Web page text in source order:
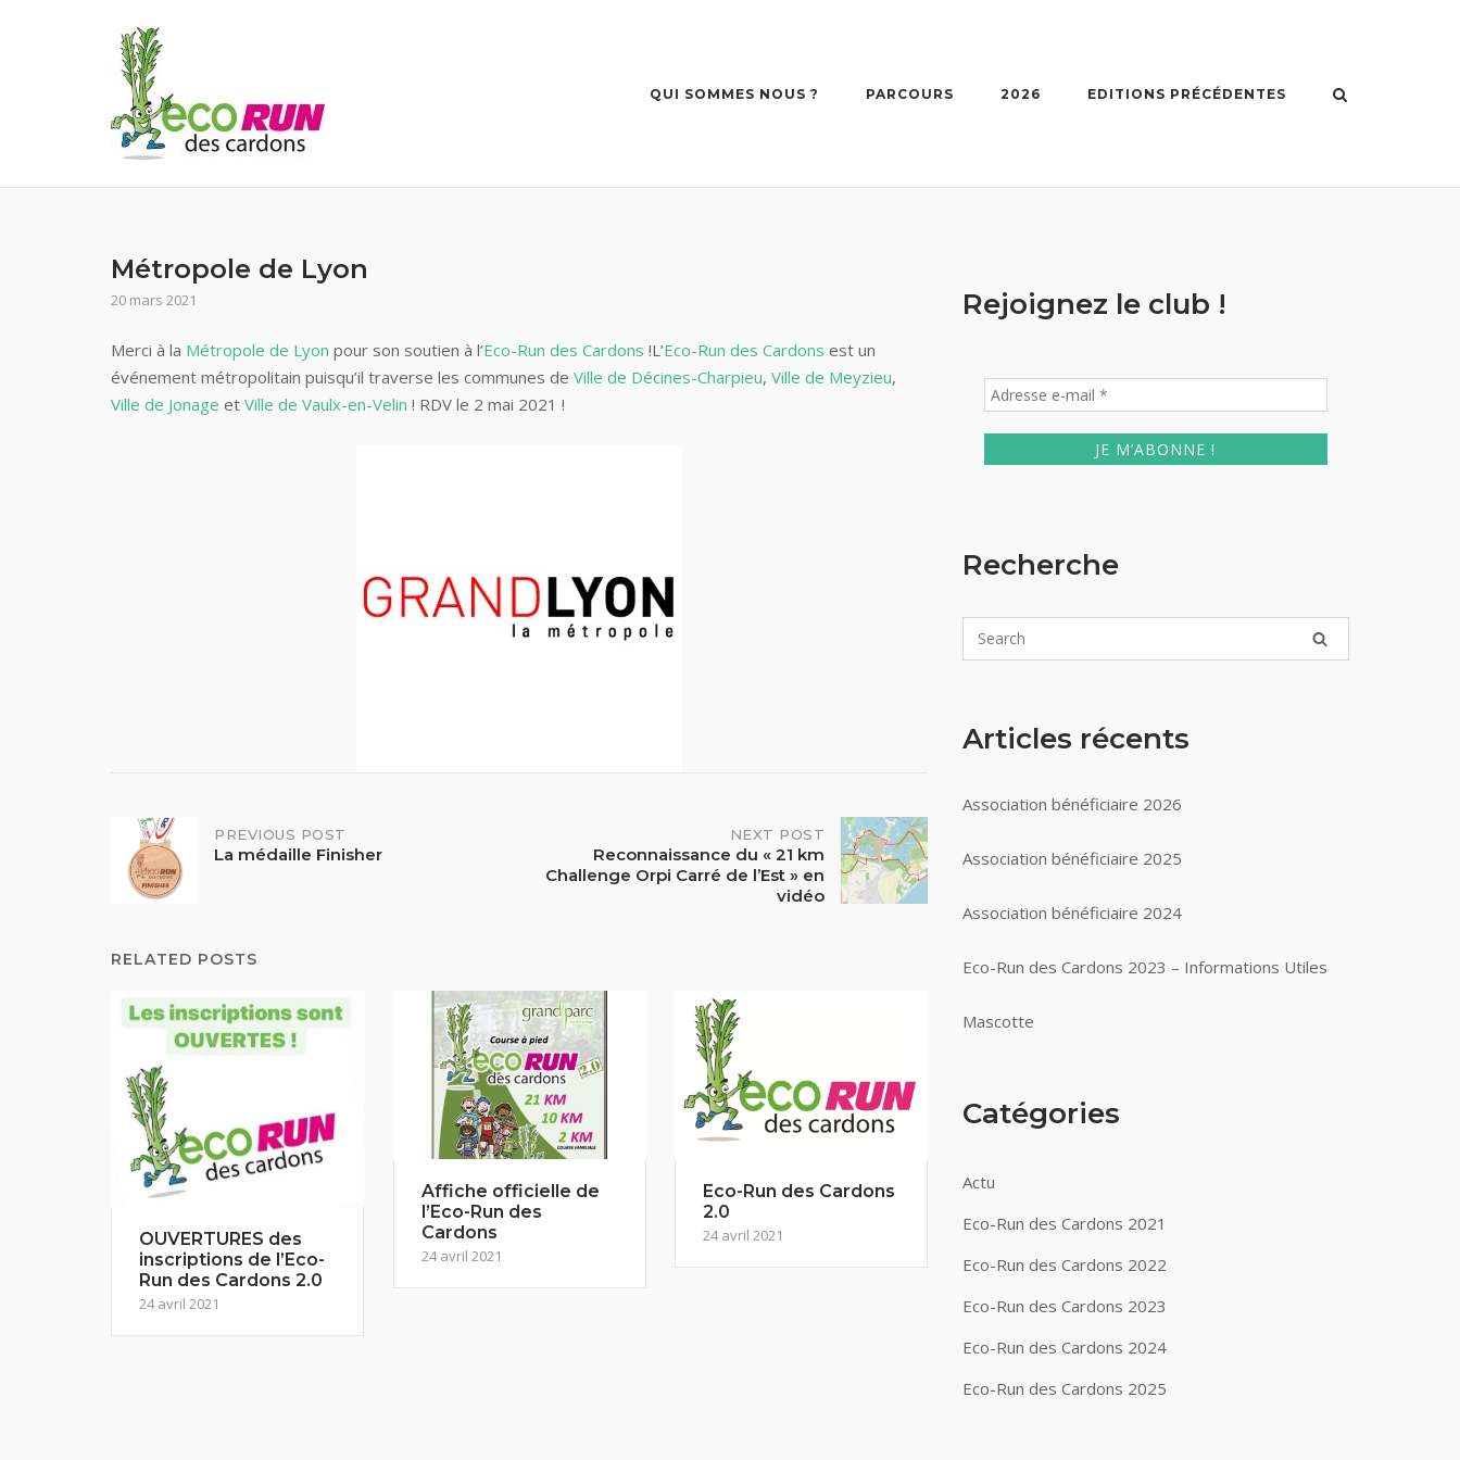
QUI SOMMES NOUS ? PARCOURS 2026 EDITIONS PRÉCÉDENTES
Métropole de Lyon
20 mars 2021
Merci à la Métropole de Lyon pour son soutien à l’Eco-Run des Cardons !L’Eco-Run des Cardons est un
événement métropolitain puisqu’il traverse les communes de Ville de Décines-Charpieu, Ville de Meyzieu,
Ville de Jonage et Ville de Vaulx-en-Velin ! RDV le 2 mai 2021 !
Post
navigation
PREVIOUS POST
La médaille Finisher
NEXT POST
Reconnaissance du « 21 km
Challenge Orpi Carré de l’Est » en
vidéo
RELATED POSTS
OUVERTURES des
inscriptions de l’Eco-
Run des Cardons 2.0
24 avril 2021
Affiche officielle de
l’Eco-Run des
Cardons
24 avril 2021
Eco-Run des Cardons
2.0
24 avril 2021
Rejoignez le club !
Recherche
Articles récents
Association bénéficiaire 2026
Association bénéficiaire 2025
Association bénéficiaire 2024
Eco-Run des Cardons 2023 – Informations Utiles
Mascotte
Catégories
Actu
Eco-Run des Cardons 2021
Eco-Run des Cardons 2022
Eco-Run des Cardons 2023
Eco-Run des Cardons 2024
Eco-Run des Cardons 2025